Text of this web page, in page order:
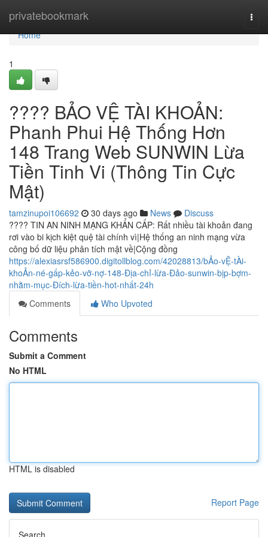
privatebookmark
Home
Home
1
???? BẢO VỆ TÀI KHOẢN:
Phanh Phui Hệ Thống Hơn
148 Trang Web SUNWIN Lừa
Tiền Tinh Vi (Thông Tin Cực
Mật)
tamzinupoi106692 30 days ago News
Discuss
???? TIN AN NINH MẠNG KHẨN CẤP: Rất nhiều tài khoản đang
rơi vào bi kịch kiệt quệ tài chính vì|Hệ thống an ninh mạng vừa
công bố dữ liệu phân tích mật về|Cộng đồng
https://alexiasrsf586900.digitollblog.com/42028813/bẢo-vỆ-tÀi-
khoẢn-né-gấp-kẻo-vỡ-nợ-148-Địa-chỉ-lừa-Đảo-sunwin-bịp-bợm-
nhằm-mục-Đích-lừa-tiền-hot-nhất-24h
Comments
Who Upvoted
Comments
Submit a Comment
No HTML
HTML is disabled
Report Page
Search